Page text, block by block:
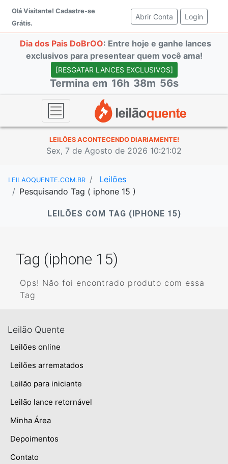
Olá Visitante! Cadastre-se
Grátis.
Abrir Conta (current)
Login
Dia dos Pais DoBrOO: Entre hoje e ganhe lances
exclusivos para presentear quem você ama!
[RESGATAR LANCES EXCLUSIVOS]
Termina em 16h 38m 56s
LEILÕES ACONTECENDO DIARIAMENTE!
Sex, 7 de Agosto de 2026 10:21:02
LEILAOQUENTE.COM.BR
Leilões
Pesquisando Tag ( iphone 15 )
LEILÕES COM TAG (IPHONE 15)
Tag (iphone 15)
Ops! Não foi encontrado produto com essa
Tag
Leilão Quente
Leilões online
Leilões arrematados
Leilão para iniciante
Leilão lance retornável
Minha Área
Depoimentos
Contato